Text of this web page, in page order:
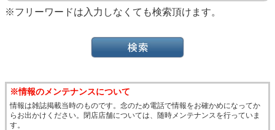
※フリーワードは入力しなくても検索頂けます。
※情報のメンテナンスについて
情報は雑誌掲載当時のものです。念のため電話で情報をお確かめになってか
らお出かけください。閉店店舗については、随時メンテナンスを行っていま
す。